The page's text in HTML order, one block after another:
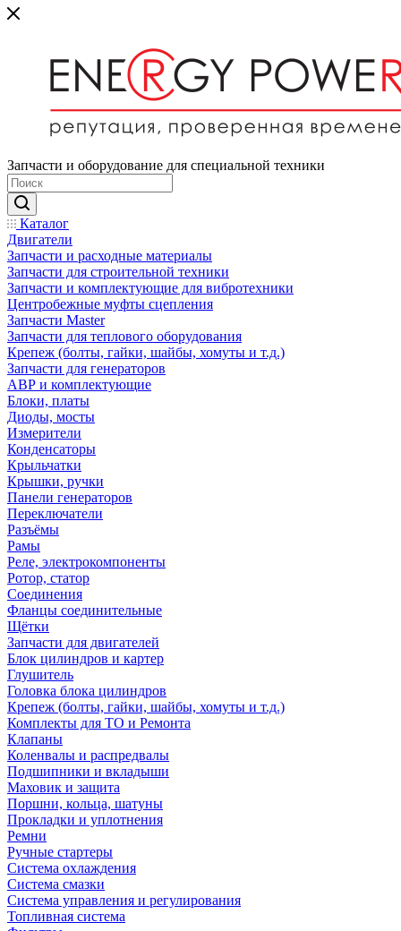
Запчасти и оборудование для специальной техники
Каталог
Двигатели
Запчасти и расходные материалы
Запчасти для строительной техники
Запчасти и комплектующие для вибротехники
Центробежные муфты сцепления
Запчасти Master
Запчасти для теплового оборудования
Крепеж (болты, гайки, шайбы, хомуты и т.д.)
Запчасти для генераторов
АВР и комплектующие
Блоки, платы
Диоды, мосты
Измерители
Конденсаторы
Крыльчатки
Крышки, ручки
Панели генераторов
Переключатели
Разъёмы
Рамы
Реле, электрокомпоненты
Ротор, статор
Соединения
Фланцы соединительные
Щётки
Запчасти для двигателей
Блок цилиндров и картер
Глушитель
Головка блока цилиндров
Крепеж (болты, гайки, шайбы, хомуты и т.д.)
Комплекты для ТО и Ремонта
Клапаны
Коленвалы и распредвалы
Подшипники и вкладыши
Маховик и защита
Поршни, кольца, шатуны
Прокладки и уплотнения
Ремни
Ручные стартеры
Система охлаждения
Система смазки
Система управления и регулирования
Топливная система